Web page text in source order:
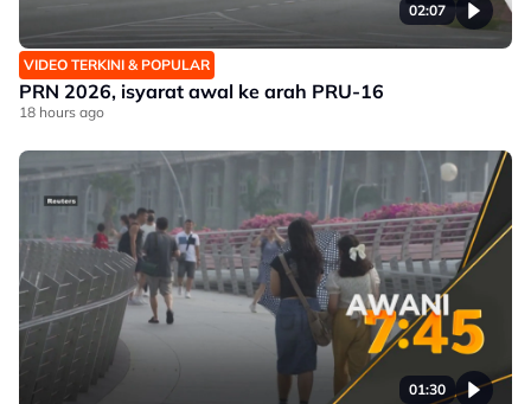
02:07
VIDEO TERKINI & POPULAR
PRN 2026, isyarat awal ke arah PRU-16
18 hours ago
01:30